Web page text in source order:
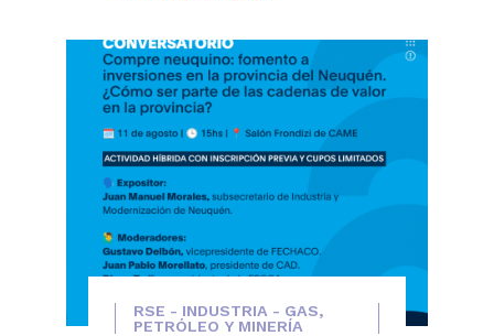
RSE - INDUSTRIA - GAS,
PETRÓLEO Y MINERÍA